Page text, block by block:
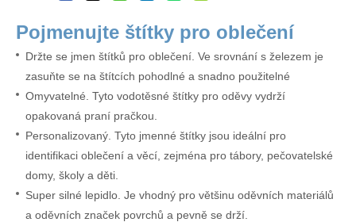
Pojmenujte štítky pro oblečení
Držte se jmen štítků pro oblečení. Ve srovnání s železem je
zasuňte se na štítcích pohodlné a snadno použitelné
Omyvatelné. Tyto vodotěsné štítky pro oděvy vydrží
opakovaná praní pračkou.
Personalizovaný. Tyto jmenné štítky jsou ideální pro
identifikaci oblečení a věcí, zejména pro tábory, pečovatelské
domy, školy a děti.
Super silné lepidlo. Je vhodný pro většinu oděvních materiálů
a oděvních značek povrchů a pevně se drží.